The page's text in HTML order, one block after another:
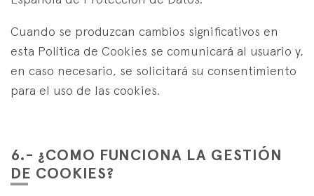
Cuando se produzcan cambios significativos en
esta Política de Cookies se comunicará al usuario y,
en caso necesario, se solicitará su consentimiento
para el uso de las cookies.
6.- ¿COMO FUNCIONA LA GESTIÓN
DE COOKIES?